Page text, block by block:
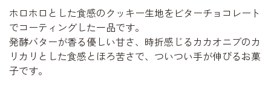
ホロホロとした食感のクッキー生地をビターチョコレート
でコーティングした一品です。
発酵バターが香る優しい甘さ、時折感じるカカオニブのカ
リカリとした食感とほろ苦さで、ついつい手が伸びるお菓
子です。